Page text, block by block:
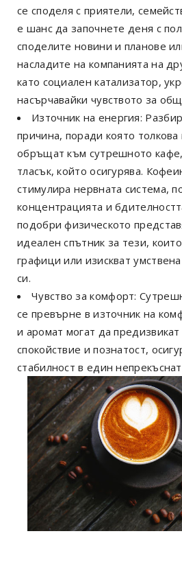
се споделя с приятели,
е шанс да започнете деня с
споделите новини и планове
насладите на компанията на
като социален катализатор,
насърчавайки чувството за
Източник на енергия:
причина, поради която толкова
обръщат към сутрешното
тласък, който осигурява.
стимулира нервната система,
концентрацията и
подобри физическото
идеален спътник за тези,
графици или изискват
си.
Чувство за комфорт:
се превърне в източник на
и аромат могат да предизвикат
спокойствие и познатост,
стабилност в един